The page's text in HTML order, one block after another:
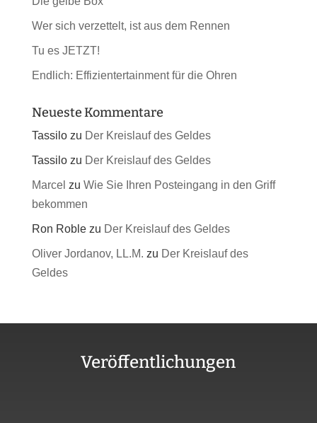
Wer sich verzettelt, ist aus dem Rennen
Tu es JETZT!
Endlich: Effizientertainment für die Ohren
Neueste Kommentare
Tassilozu Der Kreislauf des Geldes
Tassilozu Der Kreislauf des Geldes
Marcel zu Wie Sie Ihren Posteingang in den Griff
bekommen
Ron Roblezu Der Kreislauf des Geldes
Oliver Jordanov, LL.M. zu Der Kreislauf des
Geldes
Veröffentlichungen